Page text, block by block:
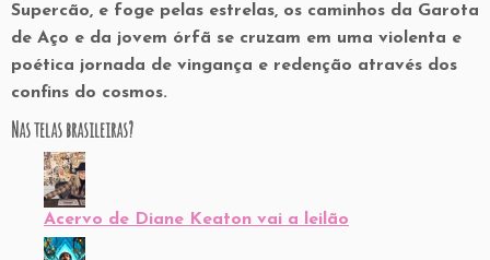
Supercão, e foge pelas estrelas, os caminhos da Garota
de Aço e da jovem órfã se cruzam em uma violenta e
poética jornada de vingança e redenção através dos
confins do cosmos.
Nas telas brasileiras?
Acervo de Diane Keaton vai a leilão